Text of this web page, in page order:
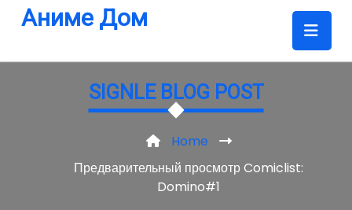
Аниме Дом
SIGNLE BLOG POST
Home
Предварительный просмотр Comiclist:
Domino#1